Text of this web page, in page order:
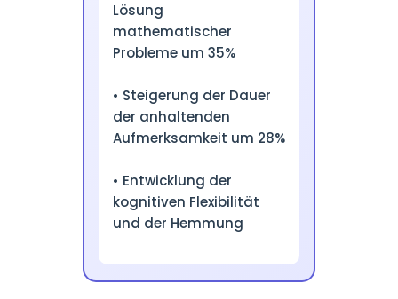
Lösung
mathematischer
Probleme um 35%
• Steigerung der Dauer
der anhaltenden
Aufmerksamkeit um 28%
• Entwicklung der
kognitiven Flexibilität
und der Hemmung